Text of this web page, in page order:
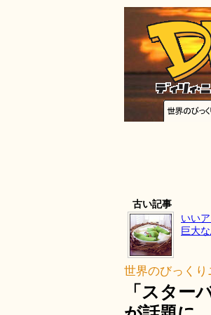
古い記事
いい
巨大
世界のびっくり
「スター